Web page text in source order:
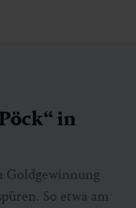
in
Goldgewinnung
So etwa am